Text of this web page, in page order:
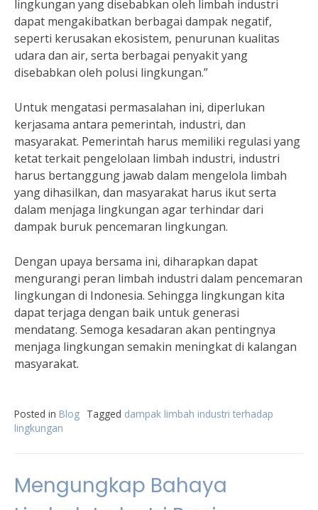
lingkungan yang disebabkan oleh limbah industri
dapat mengakibatkan berbagai dampak negatif,
seperti kerusakan ekosistem, penurunan kualitas
udara dan air, serta berbagai penyakit yang
disebabkan oleh polusi lingkungan.”
Untuk mengatasi permasalahan ini, diperlukan
kerjasama antara pemerintah, industri, dan
masyarakat. Pemerintah harus memiliki regulasi yang
ketat terkait pengelolaan limbah industri, industri
harus bertanggung jawab dalam mengelola limbah
yang dihasilkan, dan masyarakat harus ikut serta
dalam menjaga lingkungan agar terhindar dari
dampak buruk pencemaran lingkungan.
Dengan upaya bersama ini, diharapkan dapat
mengurangi peran limbah industri dalam pencemaran
lingkungan di Indonesia. Sehingga lingkungan kita
dapat terjaga dengan baik untuk generasi
mendatang. Semoga kesadaran akan pentingnya
menjaga lingkungan semakin meningkat di kalangan
masyarakat.
Posted in Blog Tagged dampak limbah industri terhadap
lingkungan
Mengungkap Bahaya